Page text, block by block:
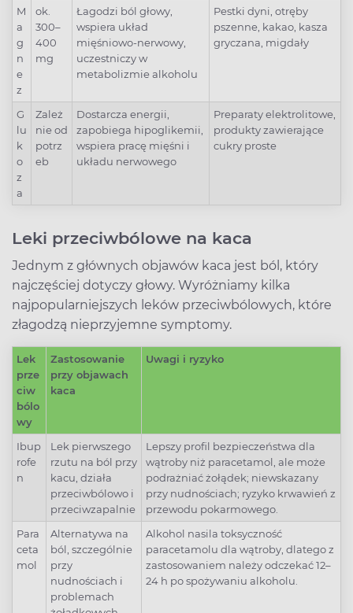
M
a
g
n
e
z
ok.
300–
400
mg
Łagodzi ból głowy,
wspiera układ
mięśniowo-nerwowy,
uczestniczy w
metabolizmie alkoholu
Pestki dyni, otręby
pszenne, kakao, kasza
gryczana, migdały
G
lu
k
o
z
a
Zależ
nie od
potrz
eb
Dostarcza energii,
zapobiega hipoglikemii,
wspiera pracę mięśni i
układu nerwowego
Preparaty elektrolitowe,
produkty zawierające
cukry proste
Leki przeciwbólowe na kaca
Jednym z głównych objawów kaca jest ból, który
najczęściej dotyczy głowy. Wyróżniamy kilka
najpopularniejszych leków przeciwbólowych, które
złagodzą nieprzyjemne symptomy.
Lek
prze
ciw
bólo
wy
Zastosowanie
przy objawach
kaca
Uwagi i ryzyko
Ibup
rofe
n
Lek pierwszego
rzutu na ból przy
kacu, działa
przeciwbólowo i
przeciwzapalnie
Lepszy profil bezpieczeństwa dla
wątroby niż paracetamol, ale może
podrażniać żołądek; niewskazany
przy nudnościach; ryzyko krwawień z
przewodu pokarmowego.
Para
ceta
mol
Alternatywa na
ból, szczególnie
przy
nudnościach i
problemach
Alkohol nasila toksyczność
paracetamolu dla wątroby, dlatego z
zastosowaniem należy odczekać 12–
24 h po spożywaniu alkoholu.